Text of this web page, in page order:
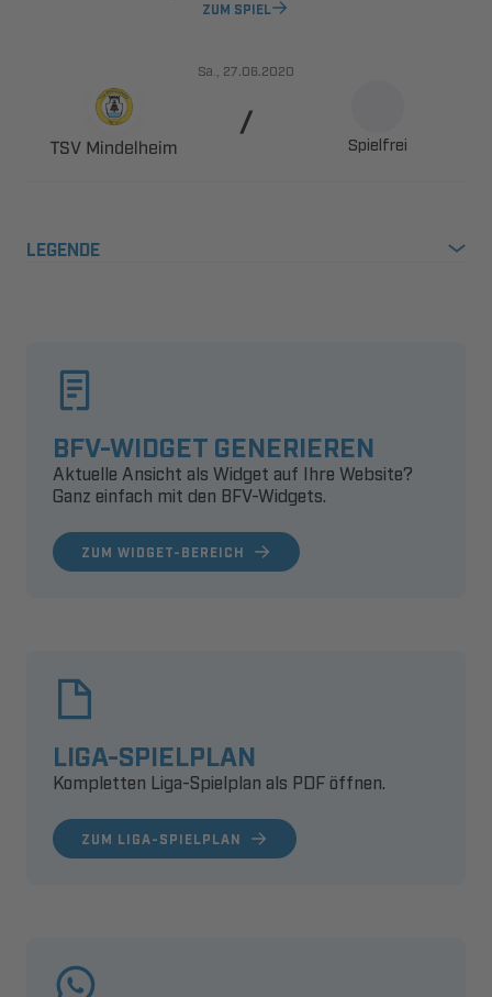
ZUM SPIEL
., 
 

Spielfrei
LEGENDE
BFV-WIDGET GENERIEREN
Aktuelle Ansicht als Widget auf Ihre Website?
Ganz einfach mit den BFV-Widgets.
ZUM WIDGET-BEREICH
LIGA-SPIELPLAN
Kompletten Liga-Spielplan als PDF öffnen.
ZUM LIGA-SPIELPLAN